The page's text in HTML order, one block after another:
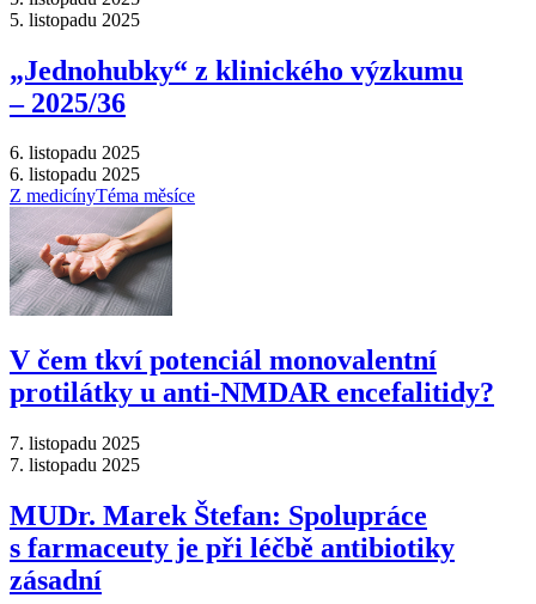
5. listopadu 2025
„Jednohubky“ z klinického výzkumu
–⁠ 2025/36
6. listopadu 2025
6. listopadu 2025
Z medicínyTéma měsíce
V čem tkví potenciál monovalentní
protilátky u anti-NMDAR encefalitidy?
7. listopadu 2025
7. listopadu 2025
MUDr. Marek Štefan: Spolupráce
s farmaceuty je při léčbě antibiotiky
zásadní